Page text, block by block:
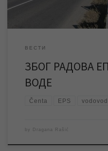
ВЕСТИ
ЗБОГ РАДОВА
ВОДЕ
Čenta EPS vodovod
by Dragana Rašić